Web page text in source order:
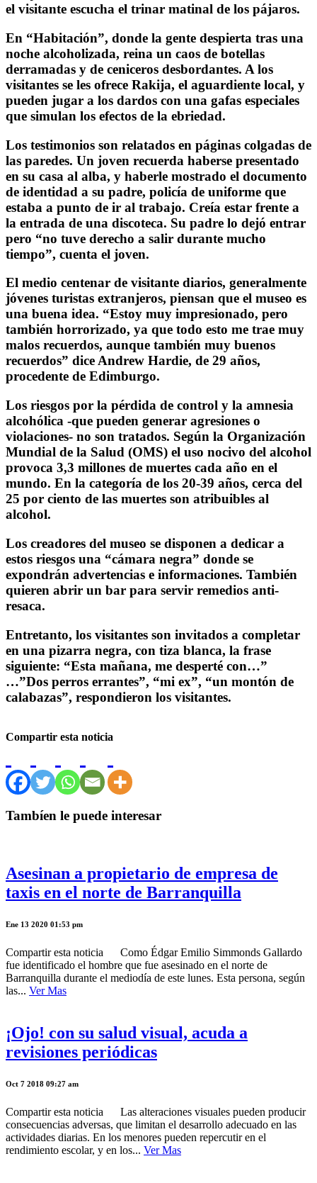
el visitante escucha el trinar matinal de los pájaros.
En “Habitación”, donde la gente despierta tras una
noche alcoholizada, reina un caos de botellas
derramadas y de ceniceros desbordantes. A los
visitantes se les ofrece Rakija, el aguardiente local, y
pueden jugar a los dardos con una gafas especiales
que simulan los efectos de la ebriedad.
Los testimonios son relatados en páginas colgadas de
las paredes. Un joven recuerda haberse presentado
en su casa al alba, y haberle mostrado el documento
de identidad a su padre, policía de uniforme que
estaba a punto de ir al trabajo. Creía estar frente a
la entrada de una discoteca. Su padre lo dejó entrar
pero “no tuve derecho a salir durante mucho
tiempo”, cuenta el joven.
El medio centenar de visitante diarios, generalmente
jóvenes turistas extranjeros, piensan que el museo es
una buena idea. “Estoy muy impresionado, pero
también horrorizado, ya que todo esto me trae muy
malos recuerdos, aunque también muy buenos
recuerdos” dice Andrew Hardie, de 29 años,
procedente de Edimburgo.
Los riesgos por la pérdida de control y la amnesia
alcohólica -que pueden generar agresiones o
violaciones- no son tratados. Según la Organización
Mundial de la Salud (OMS) el uso nocivo del alcohol
provoca 3,3 millones de muertes cada año en el
mundo. En la categoría de los 20-39 años, cerca del
25 por ciento de las muertes son atribuibles al
alcohol.
Los creadores del museo se disponen a dedicar a
estos riesgos una “cámara negra” donde se
expondrán advertencias e informaciones. También
quieren abrir un bar para servir remedios anti-
resaca.
Entretanto, los visitantes son invitados a completar
en una pizarra negra, con tiza blanca, la frase
siguiente: “Esta mañana, me desperté con…”
…”Dos perros errantes”, “mi ex”, “un montón de
calabazas”, respondieron los visitantes.
Compartir esta noticia
Tambíen le puede interesar
Asesinan a propietario de empresa de
taxis en el norte de Barranquilla
Ene 13 2020 01:53 pm
Compartir esta noticia Como Édgar Emilio Simmonds Gallardo
fue identificado el hombre que fue asesinado en el norte de
Barranquilla durante el mediodía de este lunes. Esta persona, según
las... Ver Mas
¡Ojo! con su salud visual, acuda a
revisiones periódicas
Oct 7 2018 09:27 am
Compartir esta noticia Las alteraciones visuales pueden producir
consecuencias adversas, que limitan el desarrollo adecuado en las
actividades diarias. En los menores pueden repercutir en el
rendimiento escolar, y en los... Ver Mas